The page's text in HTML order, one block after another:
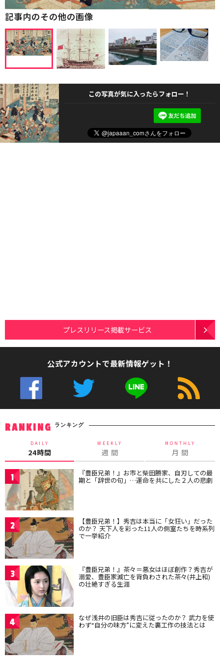
記事内のその他の画像
この写真が気に入ったらフォロー！
プレスリリース掲載サービス
公式アカウントで最新情報ゲット！
RANKING ランキング
DAILY
24時間
WEEKLY
週 間
MONTHLY
月 間
1 『豊臣兄弟！』お市と柴田勝家、自刃しての最
期と「辞世の句」…運命を共にした２人の悲劇
2 【豊臣兄弟！】秀吉は本当に「女狂い」だった
のか？ 天下人を彩った11人の側室たちを時系列
で一挙紹介
3 『豊臣兄弟！』茶々＝悪女はほぼ創作？秀吉が
溺愛、豊臣家滅亡を背負わされた茶々(井上和)
の壮絶すぎる生涯
4 なぜ浅井の旧臣は秀吉に従ったのか？ 武力を使
わず“自分の味方”に変えた裏工作の技法とは